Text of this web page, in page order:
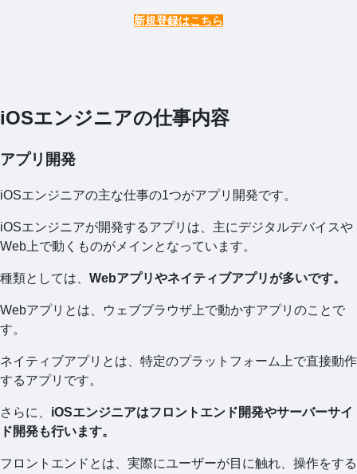
新規登録はこちら
iOSエンジニアの仕事内容
アプリ開発
iOSエンジニアの主な仕事の1つがアプリ開発です。
iOSエンジニアが開発するアプリは、主にデジタルデバイスや
Web上で動くものがメインとなっています。
種類としては、 Webアプリやネイティブアプリが多いです。
Webアプリとは、ウェブブラウザ上で動かすアプリのことで
す。
ネイティブアプリとは、特定のプラットフォーム上で直接動作
するアプリです。
さらに、 iOSエンジニアはフロントエンド開発やサーバーサイ
ド開発も行います。
フロントエンドとは、実際にユーザーが目に触れ、操作をする